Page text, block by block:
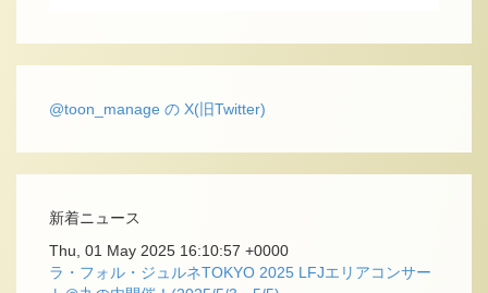
@toon_manage の X(旧Twitter)
新着ニュース
Thu, 01 May 2025 16:10:57 +0000
ラ・フォル・ジュルネTOKYO 2025 LFJエリアコンサー